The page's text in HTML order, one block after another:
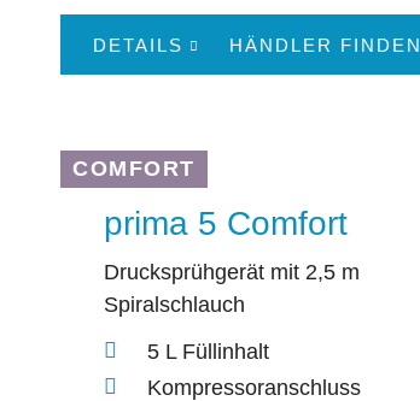
DETAILS HÄNDLER FINDEN
COMFORT
prima 5 Comfort
Drucksprühgerät mit 2,5 m
Spiralschlauch
5 L Füllinhalt
Kompressoranschluss